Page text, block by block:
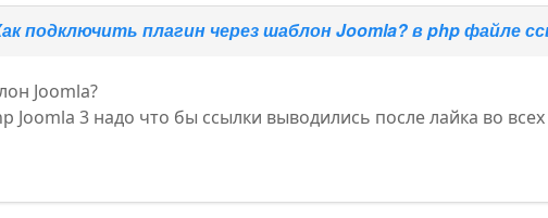
подключить плагин через шаблон Joomla? в php файле
Joomla?
Joomla 3 надо что бы ссылки выводились после лайка во